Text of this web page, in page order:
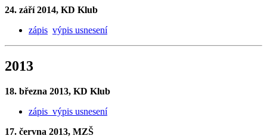
24. září 2014, KD Klub
zápis výpis usnesení
2013
18. března 2013, KD Klub
zápis výpis usnesení
17. června 2013, MZŠ